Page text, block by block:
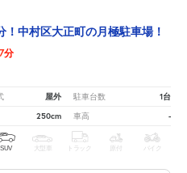
中村区大正町の月極駐車場！
分
屋外 駐車台数 1台
250cm 車高 -
SUV 大型車 トラック 原付 バイク